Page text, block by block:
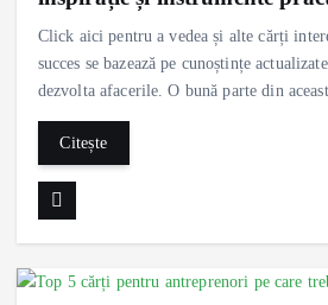
Click aici pentru a vedea și alte cărți
succes se bazează pe cunoștințe
dezvolta afacerile. O bună parte din
Citește